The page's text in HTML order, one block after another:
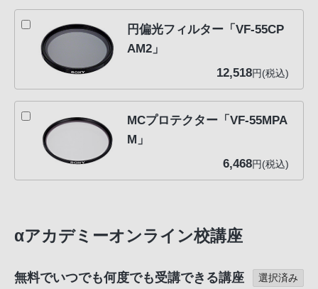
円偏光フィルター「VF-55CP
AM2」
12,518円(税込)
MCプロテクター「VF-55MPA
M」
6,468円(税込)
αアカデミーオンライン校講座
無料でいつでも何度でも受講できる講座 選択済み